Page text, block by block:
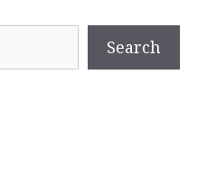
Search